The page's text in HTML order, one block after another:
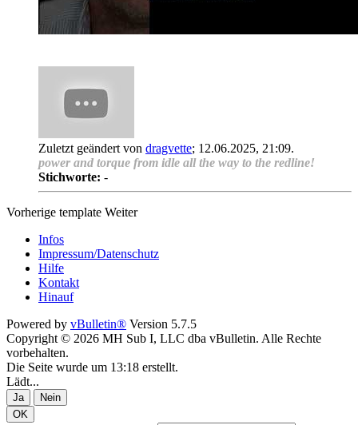
Zuletzt geändert von dragvette; 12.06.2025, 21:09.
power and torque from idle all the way to the redline!
Stichworte: -
Vorherige template Weiter
Infos
Impressum/Datenschutz
Hilfe
Kontakt
Hinauf
Powered by vBulletin® Version 5.7.5
Copyright © 2026 MH Sub I, LLC dba vBulletin. Alle Rechte
vorbehalten.
Die Seite wurde um 13:18 erstellt.
Lädt...
Ja
Nein
OK